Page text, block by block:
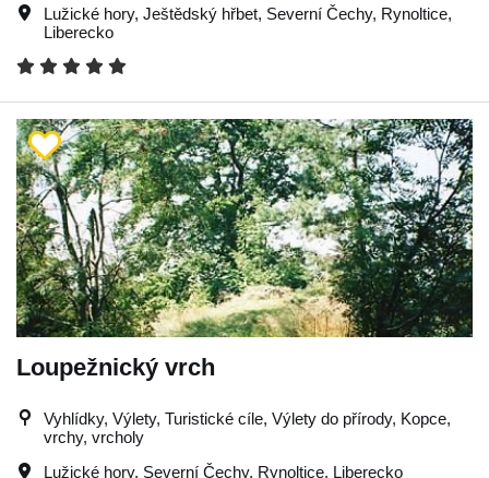
Lužické hory, Ještědský hřbet, Severní Čechy, Rynoltice,
Liberecko
Loupežnický vrch
Vyhlídky, Výlety, Turistické cíle, Výlety do přírody, Kopce,
vrchy, vrcholy
Lužické hory, Severní Čechy, Rynoltice, Liberecko